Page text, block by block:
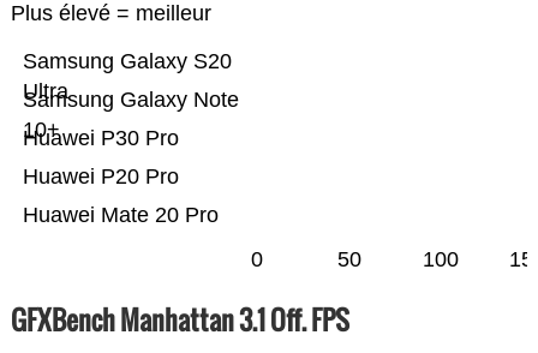
Plus élevé = meilleur
Huawei Mate 20 Pro
Huawei P20 Pro
Huawei P30 Pro
Samsung Galaxy Note
10+
Samsung Galaxy S20
Ultra
0 50 100
GFXBench Manhattan 3.1 Off. FPS